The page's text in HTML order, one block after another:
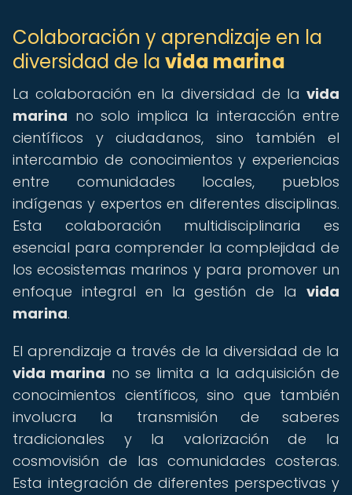
Colaboración y aprendizaje en la
diversidad de la vida marina
La colaboración en la diversidad de la vida
marina no solo implica la interacción entre
científicos y ciudadanos, sino también el
intercambio de conocimientos y experiencias
entre comunidades locales, pueblos
indígenas y expertos en diferentes disciplinas.
Esta colaboración multidisciplinaria es
esencial para comprender la complejidad de
los ecosistemas marinos y para promover un
enfoque integral en la gestión de la vida
marina.
El aprendizaje a través de la diversidad de la
vida marina no se limita a la adquisición de
conocimientos científicos, sino que también
involucra la transmisión de saberes
tradicionales y la valorización de la
cosmovisión de las comunidades costeras.
Esta integración de diferentes perspectivas y